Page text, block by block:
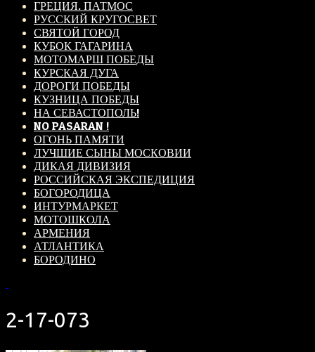
ГРЕЦИЯ. ПАТМОС
РУССКИЙ КРУГОСВЕТ
СВЯТОЙ ГОРОД
КУБОК ГАГАРИНА
МОТОМАРШ ПОБЕДЫ
КУРСКАЯ ДУГА
ДОРОГИ ПОБЕДЫ
КУЗНИЦА ПОБЕДЫ
НА СЕВАСТОПОЛЬ!
NO PASARAN !
ОГОНЬ ПАМЯТИ
ЛУЧШИЕ СЫНЫ МОСКОВИИ
ДИКАЯ ДИВИЗИЯ
РОССИЙСКАЯ ЭКСПЕДИЦИЯ
БОГОРОДИЦА
ИНТУРМАРКЕТ
МОТОШКОЛА
АРМЕНИЯ
АТЛАНТИКА
БОРОДИНО
2-17-073